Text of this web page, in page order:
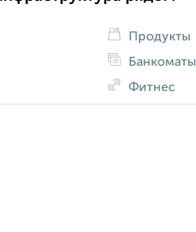
Продукты
Банкоматы
Фитнес